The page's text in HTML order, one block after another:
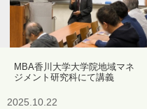
MBA香川大学大学院地域マネ
ジメント研究科にて講義
2025.10.22